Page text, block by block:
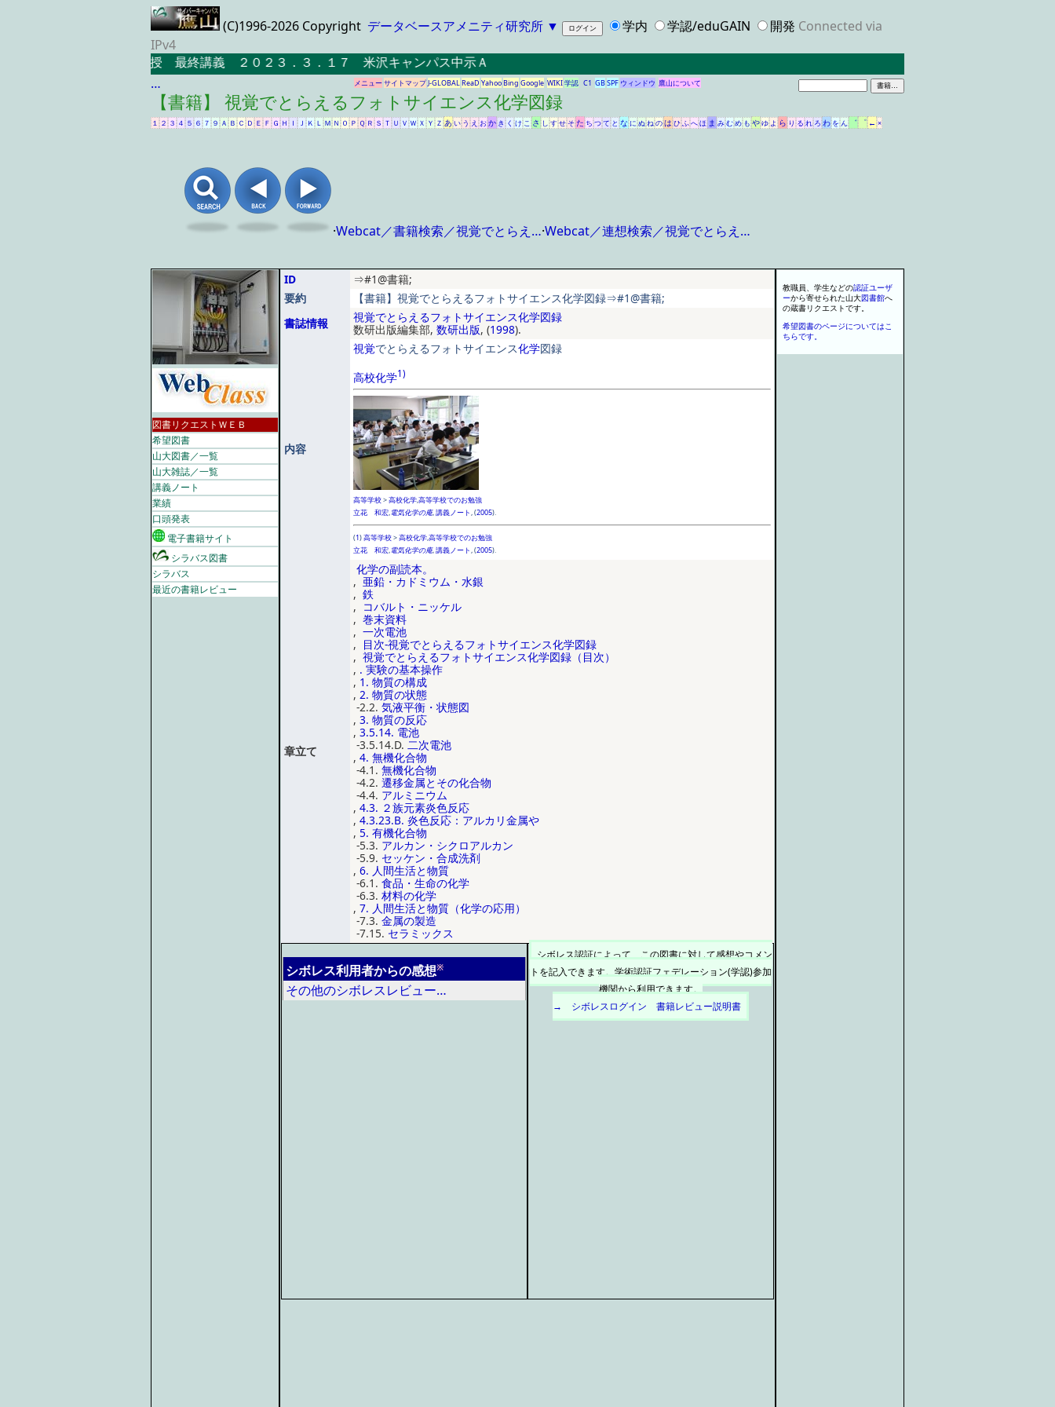
(C)1996-2026 Copyright データベースアメニティ研究所 ▼ 学内 学認/eduGAIN 開発 Connected via
IPv4
仁科辰夫教授 最終講義 ２０２３．３．１７ 米沢キャンパス中示Ａ
…
メニューサイトマップJ-GLOBALReaD YahooBing Google WIKI学認 C1 GBSPF ウィンドウ 鷹山について
【書籍】 視覚でとらえるフォトサイエンス化学図録
１ ２ ３ ４ ５ ６ ７ ９ Ａ Ｂ Ｃ Ｄ Ｅ Ｆ Ｇ Ｈ Ｉ Ｊ Ｋ Ｌ Ｍ Ｎ Ｏ Ｐ Ｑ Ｒ Ｓ Ｔ Ｕ Ｖ Ｗ Ｘ Ｙ Ｚ あ い う え おか き く け こ さ し すせ そ た ち つて と な に ぬねのは ひふへほ ま みむめ も やゆ よ ら り る れ ろ わ を ん ゛ ゜ ← ×
·Webcat／書籍検索／視覚でとらえ…·Webcat／連想検索／視覚でとらえ…
図書リクエストＷＥＢ
希望図書
山大図書／一覧
山大雑誌／一覧
講義ノート
業績
口頭発表
電子書籍サイト
シラバス図書
シラバス
最近の書籍レビュー
ID
⇒#1@書籍;
要約
【書籍】視覚でとらえるフォトサイエンス化学図録⇒#1@書籍;
書誌情報
視覚でとらえるフォトサイエンス化学図録
数研出版編集部, 数研出版, (1998).
内容
視覚でとらえるフォトサイエンス化学図録
高校化学1)
高等学校>高校化学,高等学校でのお勉強
立花 和宏,電気化学の庵,講義ノート, (2005).
(1)高等学校>高校化学,高等学校でのお勉強
立花 和宏,電気化学の庵,講義ノート, (2005).
章立て
化学の副読本。
, 亜鉛・カドミウム・水銀
, 鉄
, コバルト・ニッケル
, 巻末資料
, 一次電池
, 目次-視覚でとらえるフォトサイエンス化学図録
, 視覚でとらえるフォトサイエンス化学図録（目次）
, . 実験の基本操作
, 1. 物質の構成
, 2. 物質の状態
-2.2. 気液平衡・状態図
, 3. 物質の反応
, 3.5.14. 電池
-3.5.14.D. 二次電池
, 4. 無機化合物
-4.1. 無機化合物
-4.2. 遷移金属とその化合物
-4.4. アルミニウム
, 4.3. ２族元素炎色反応
, 4.3.23.B. 炎色反応：アルカリ金属や
, 5. 有機化合物
-5.3. アルカン・シクロアルカン
-5.9. セッケン・合成洗剤
, 6. 人間生活と物質
-6.1. 食品・生命の化学
-6.3. 材料の化学
, 7. 人間生活と物質（化学の応用）
-7.3. 金属の製造
-7.15. セラミックス
シボレス利用者からの感想※
その他のシボレスレビュー…
シボレス認証によって、この図書に対して感想やコメン
トを記入できます。学術認証フェデレーション(学認)参加
機関から利用できます。
→ シボレスログイン
書籍レビュー説明書
教職員、 学生などの認証ユーザ
ーから寄せられた山大図書館へ
の蔵書リクエストです。
希望図書のページについてはこ
ちらです。